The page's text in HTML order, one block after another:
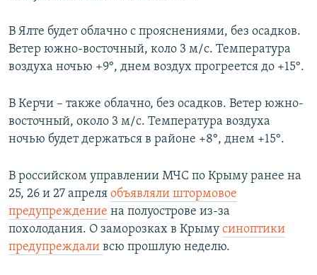
В Ялте будет облачно с прояснениями, без осадков.
Ветер южно-восточный, коло 3 м/c. Температура
воздуха ночью +9°, днем воздух прогреется до +15°.
В Керчи – также облачно, без осадков. Ветер южно-
восточный, около 3 м/c. Температура воздуха
ночью будет держаться в районе +8°, днем +15°.
В российском управлении МЧС по Крыму ранее на
25, 26 и 27 апреля объявляли штормовое
предупреждение на полуострове из-за
похолодания. О заморозках в Крыму синоптики
предупреждали всю прошлую неделю.